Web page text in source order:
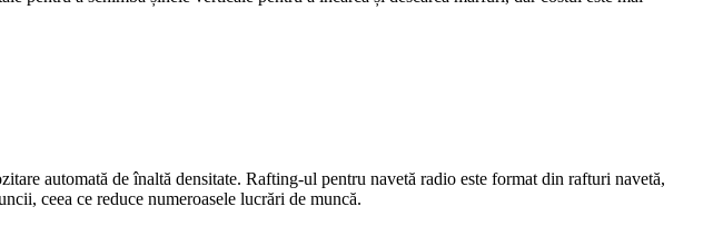
automată de înaltă densitate. Rafting-ul pentru navetă radio este format din rafturi navetă,
ceea ce reduce numeroasele lucrări de muncă.